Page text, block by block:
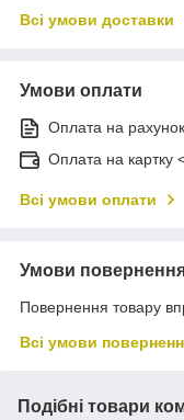
Всі умови доставки
Умови оплати
Оплата на рахунок
Оплата на картку
Всі умови оплати
Умови
Повернення товару
Всі умови
Подібні товари